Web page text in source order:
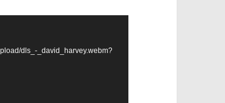
dls_-_david_harvey.webm?